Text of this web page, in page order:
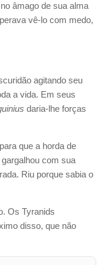
âmago de sua alma
vê-lo com medo,
agitando seu
a vida. Em seus
daria-lhe forças
que a horda de
com sua
Riu porque sabia o
Os Tyranids
disso, que não